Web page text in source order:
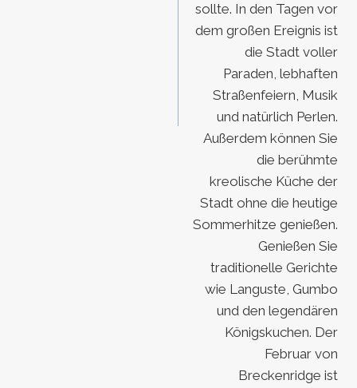
sollte. In den Tagen vor
dem großen Ereignis ist
die Stadt voller
Paraden, lebhaften
Straßenfeiern, Musik
und natürlich Perlen.
Außerdem können Sie
die berühmte
kreolische Küche der
Stadt ohne die heutige
Sommerhitze genießen.
Genießen Sie
traditionelle Gerichte
wie Languste, Gumbo
und den legendären
Königskuchen. Der
Februar von
Breckenridge ist